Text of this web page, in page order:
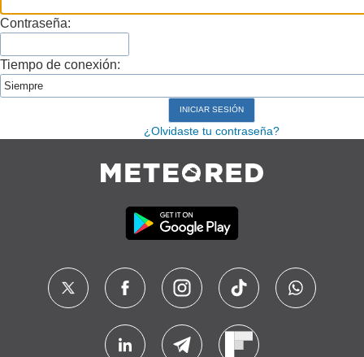
Contraseña:
Tiempo de conexión:
¿Olvidaste tu contraseña?